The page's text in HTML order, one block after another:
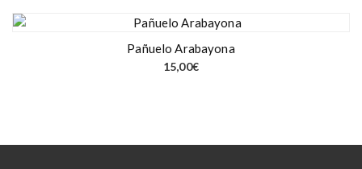
Pañuelo Arabayona
15,00€